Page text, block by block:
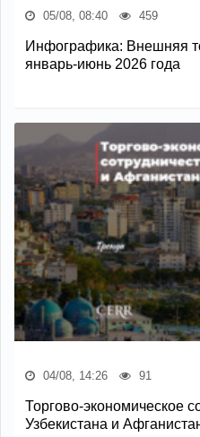
05/08, 08:40 459
Инфографика: Внешняя
январь-июнь 2026 года
04/08, 14:26 91
Торгово-экономическое
Узбекистана и